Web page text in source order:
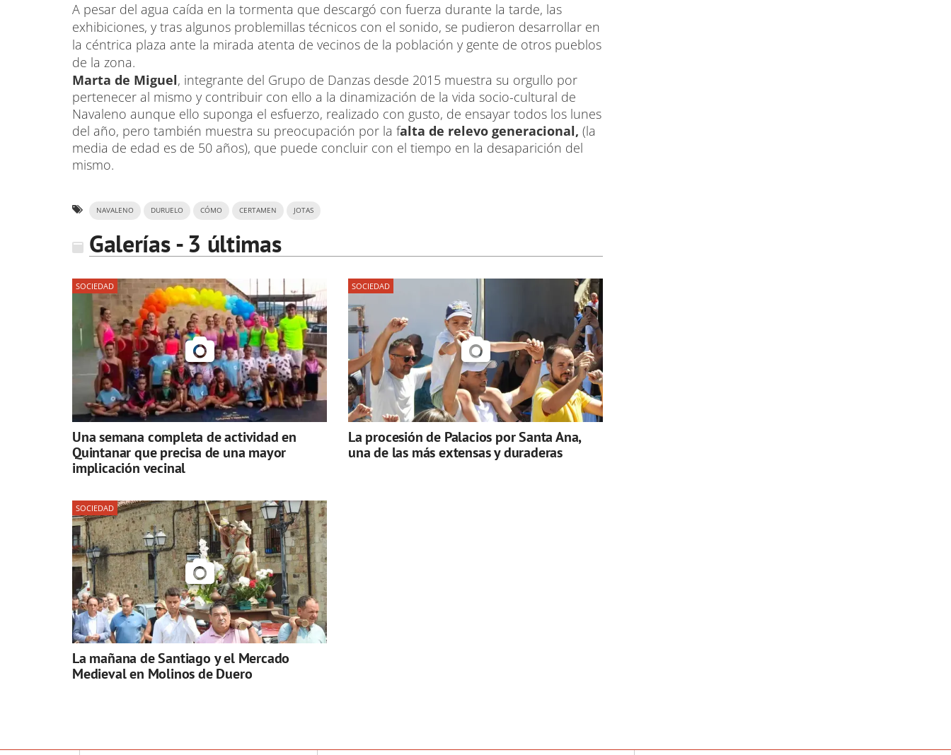
A pesar del agua caída en la tormenta que descargó con fuerza durante la tarde, las
exhibiciones, y tras algunos problemillas técnicos con el sonido, se pudieron desarrollar en
la céntrica plaza ante la mirada atenta de vecinos de la población y gente de otros pueblos
de la zona.
Marta de Miguel, integrante del Grupo de Danzas desde 2015 muestra su orgullo por
pertenecer al mismo y contribuir con ello a la dinamización de la vida socio-cultural de
Navaleno aunque ello suponga el esfuerzo, realizado con gusto, de ensayar todos los lunes
del año, pero también muestra su preocupación por la falta de relevo generacional, (la
media de edad es de 50 años), que puede concluir con el tiempo en la desaparición del
mismo.
NAVALENO DURUELO CÓMO CERTAMEN JOTAS
Galerías - 3 últimas
SOCIEDAD
Una semana completa de actividad en
Quintanar que precisa de una mayor
implicación vecinal
SOCIEDAD
La procesión de Palacios por Santa Ana,
una de las más extensas y duraderas
SOCIEDAD
La mañana de Santiago y el Mercado
Medieval en Molinos de Duero